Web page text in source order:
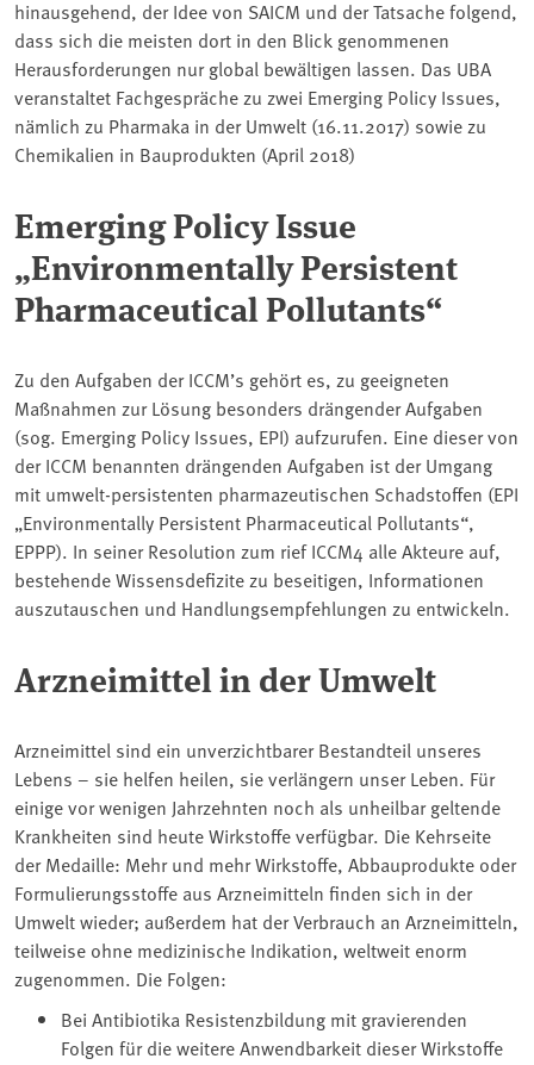
hinausgehend, der Idee von SAICM und der Tatsache folgend,
dass sich die meisten dort in den Blick genommenen
Herausforderungen nur global bewältigen lassen. Das UBA
veranstaltet Fachgespräche zu zwei Emerging Policy Issues,
nämlich zu Pharmaka in der Umwelt (16.11.2017) sowie zu
Chemikalien in Bauprodukten (April 2018)
Emerging Policy Issue
„Environmentally Persistent
Pharmaceutical Pollutants“
Zu den Aufgaben der ICCM’s gehört es, zu geeigneten
Maßnahmen zur Lösung besonders drängender Aufgaben
(sog. Emerging Policy Issues, EPI) aufzurufen. Eine dieser von
der ICCM benannten drängenden Aufgaben ist der Umgang
mit umwelt-persistenten pharmazeutischen Schadstoffen (EPI
„Environmentally Persistent Pharmaceutical Pollutants“,
EPPP). In seiner Resolution zum rief ICCM4 alle Akteure auf,
bestehende Wissensdefizite zu beseitigen, Informationen
auszutauschen und Handlungsempfehlungen zu entwickeln.
Arzneimittel in der Umwelt
Arzneimittel sind ein unverzichtbarer Bestandteil unseres
Lebens – sie helfen heilen, sie verlängern unser Leben. Für
einige vor wenigen Jahrzehnten noch als unheilbar geltende
Krankheiten sind heute Wirkstoffe verfügbar. Die Kehrseite
der Medaille: Mehr und mehr Wirkstoffe, Abbauprodukte oder
Formulierungsstoffe aus Arzneimitteln finden sich in der
Umwelt wieder; außerdem hat der Verbrauch an Arzneimitteln,
teilweise ohne medizinische Indikation, weltweit enorm
zugenommen. Die Folgen:
Bei Antibiotika Resistenzbildung mit gravierenden
Folgen für die weitere Anwendbarkeit dieser Wirkstoffe